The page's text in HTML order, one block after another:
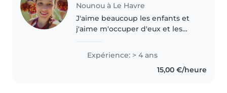
Nounou à Le Havre
J'aime beaucoup les enfants et
j'aime m'occuper d'eux et les
réponds à leurs besoins, je les
aide à manger et je leur
Expérience: > 4 ans
15,00 €/heure